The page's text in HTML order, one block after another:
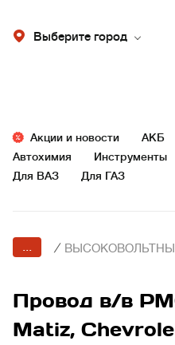
Выберите город
Акции и новости АКБ
Автохимия
Инструменты
Для ВАЗ
Для ГАЗ
... /
Провод в/в
Matiz,